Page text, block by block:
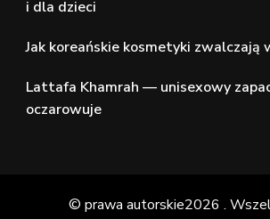
i dla dzieci
Jak koreańskie kosmetyki zwalczają
Lattafa Khamrah — unisexowy
oczarowuje
© prawa autorskie2026 .